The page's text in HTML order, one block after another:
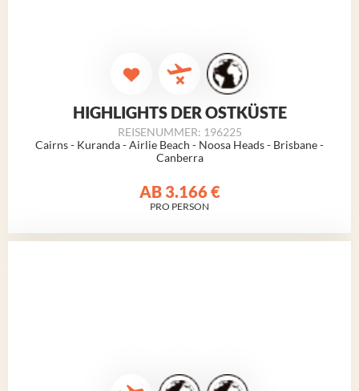
HIGHLIGHTS DER OSTKÜSTE
REISENUMMER: 196225
Cairns - Kuranda - Airlie Beach - Noosa Heads - Brisbane -
Canberra
AB 3.166 €
PRO PERSON